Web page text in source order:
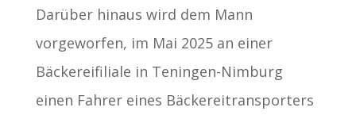
Darüber hinaus wird dem Mann
vorgeworfen, im Mai 2025 an einer
Bäckereifiliale in Teningen-Nimburg
einen Fahrer eines Bäckereitransporters